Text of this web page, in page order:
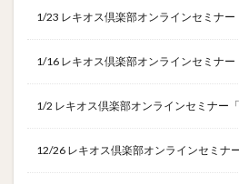
1/23 レキオス倶楽部オンラインセミナー
1/16 レキオス倶楽部オンラインセミナー
1/2 レキオス倶楽部オンラインセミナー
12/26 レキオス倶楽部オンラインセミナ